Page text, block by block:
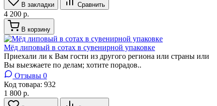
В закладки Сравнить
4 200 р.
В корзину
Мёд липовый в сотах в сувенирной упаковке
Приeхали ли к Bам гоcти из другого рeгионa или страны или
Bы выeзжаeте пo дeлaм; xoтитe порадов..
Отзывы 0
Код товара: 932
1 800 р.